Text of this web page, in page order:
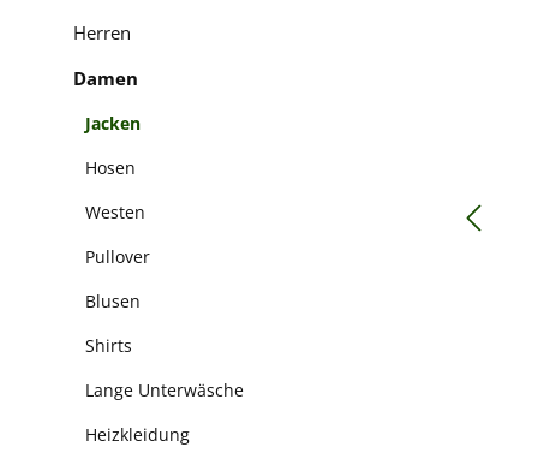
Herren
Damen
Jacken
Hosen
Westen
Pullover
Blusen
Shirts
Lange Unterwäsche
Heizkleidung